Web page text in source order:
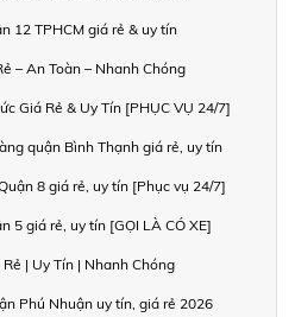
12 TPHCM giá rẻ & uy tín
– An Toàn – Nhanh Chóng
Giá Rẻ & Uy Tín [PHỤC VỤ 24/7]
quận Bình Thạnh giá rẻ, uy tín
8 giá rẻ, uy tín [Phục vụ 24/7]
5 giá rẻ, uy tín [GỌI LÀ CÓ XE]
| Uy Tín | Nhanh Chóng
Phú Nhuận uy tín, giá rẻ 2026